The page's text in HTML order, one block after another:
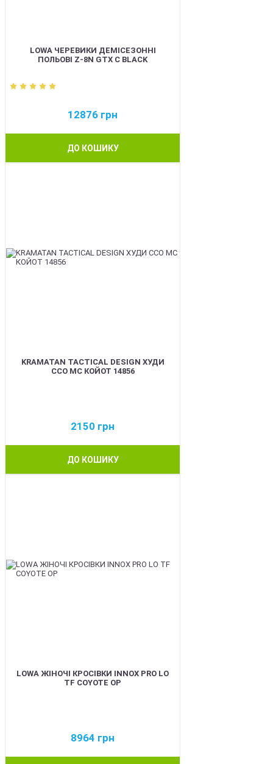
LOWA ЧЕРЕВИКИ ДЕМІСЕЗОННІ
ПОЛЬОВІ Z-8N GTX C BLACK
12876 грн
ДО КОШИКУ
KRAMATAN TACTICAL DESIGN ХУДИ
ССО МС КОЙОТ 14856
2150 грн
ДО КОШИКУ
LOWA ЖІНОЧІ КРОСІВКИ INNOX PRO LO
TF COYOTE OP
8964 грн